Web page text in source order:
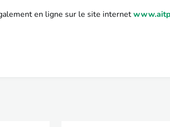
en ligne sur le site internet